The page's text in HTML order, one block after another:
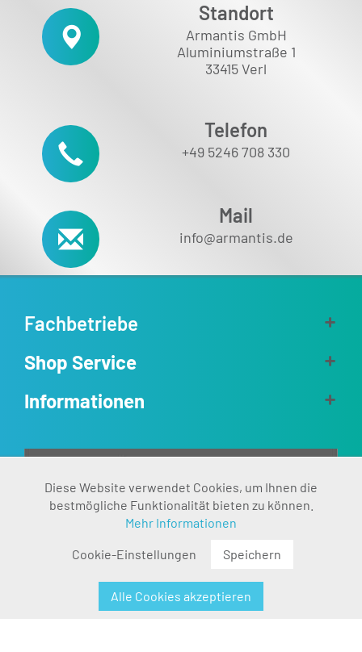
Standort
Armantis GmbH
Aluminiumstraße 1
33415 Verl
Telefon
+49 5246 708 330
Mail
info@armantis.de
Fachbetriebe
Shop Service
Informationen
Funktionale Aktiv
Inaktiv
Inaktiv
Personalisierung Inaktiv
Diese Website verwendet Cookies, um Ihnen die
bestmögliche Funktionalität bieten zu können.
Mehr Informationen
Cookie-Einstellungen Speichern
Alle Cookies akzeptieren